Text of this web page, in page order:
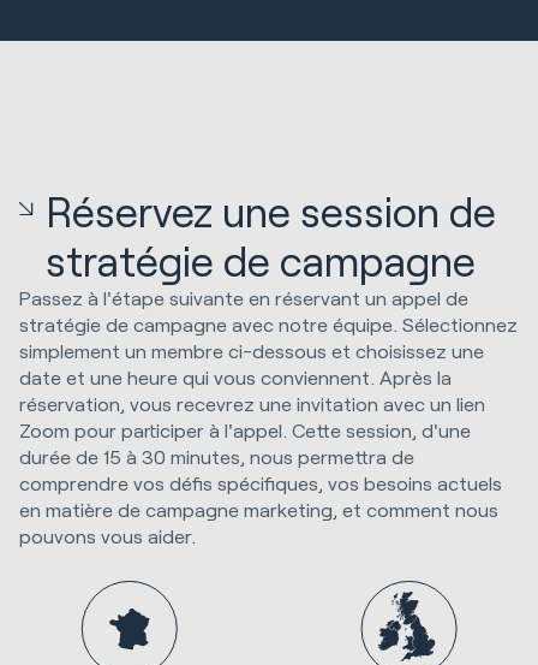
Réservez une session de
stratégie de campagne
Passez à l'étape suivante en réservant un appel de
stratégie de campagne avec notre équipe. Sélectionnez
simplement un membre ci-dessous et choisissez une
date et une heure qui vous conviennent. Après la
réservation, vous recevrez une invitation avec un lien
Zoom pour participer à l'appel. Cette session, d'une
durée de 15 à 30 minutes, nous permettra de
comprendre vos défis spécifiques, vos besoins actuels
en matière de campagne marketing, et comment nous
pouvons vous aider.